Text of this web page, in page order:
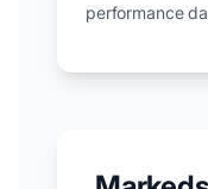
performance